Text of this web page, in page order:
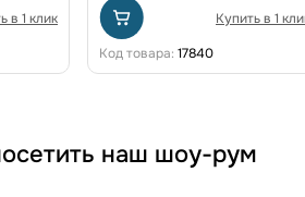
в 1 клик
Купить в 1
Код товара: 17840
наш шоу-рум